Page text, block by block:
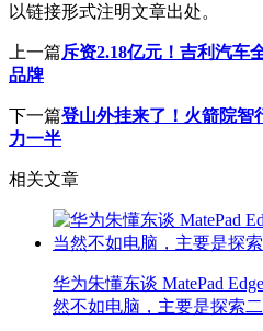
以链接形式注明文章出处。
上一篇斥资2.18亿元！吉利汽车
品牌
下一篇登山外挂来了！火箭院智
力一半
相关文章
华为朱懂东谈 MatePad
然不如电脑，主要是探索